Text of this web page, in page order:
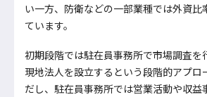
い一方、防衛などの一部業種では外資比
ています。
初期段階では駐在員事務所で市場調査を
現地法人を設立するという段階的アプロ
だし、駐在員事務所では営業活動や収益